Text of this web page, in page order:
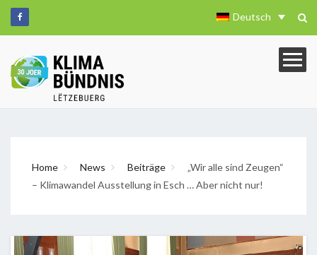
Deutsch
Home News Beiträge
„Wir alle sind Zeugen“
– Klimawandel Ausstellung in Esch … Aber nicht nur!